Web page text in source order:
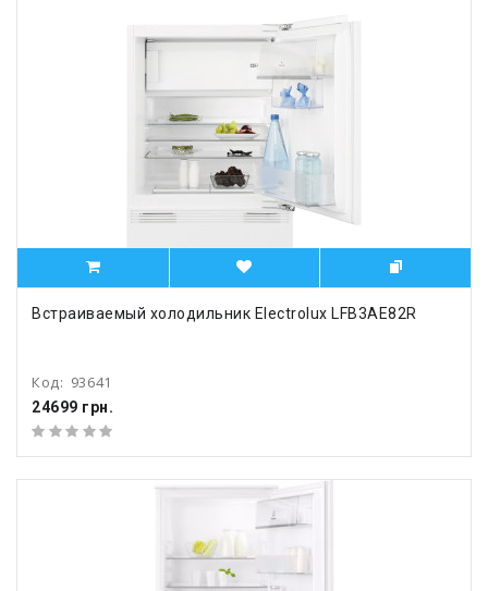
Встраиваемый холодильник Electrolux LFB3AE82R
Код: 93641
24699 грн.